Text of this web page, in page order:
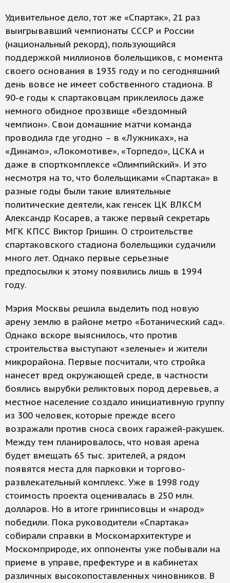
Удивительное дело, тот же «Спартак», 21 раз
выигрывавший чемпионаты СССР и России
(национальный рекорд), пользующийся
поддержкой миллионов болельщиков, с момента
своего основания в 1935 году и по сегодняшний
день вовсе не имеет собственного стадиона. В
90-е годы к спартаковцам приклеилось даже
немного обидное прозвище «бездомный
чемпион». Свои домашние матчи команда
проводила где угодно – в «Лужниках», на
«Динамо», «Локомотиве», «Торпедо», ЦСКА и
даже в спорткомплексе «Олимпийский». И это
несмотря на то, что болельщиками «Спартака» в
разные годы были такие влиятельные
политические деятели, как генсек ЦК ВЛКСМ
Александр Косарев, а также первый секретарь
МГК КПСС Виктор Гришин. О строительстве
спартаковского стадиона болельщики судачили
много лет. Однако первые серьезные
предпосылки к этому появились лишь в 1994
году.
Мэрия Москвы решила выделить под новую
арену землю в районе метро «Ботанический сад».
Однако вскоре выяснилось, что против
строительства выступают «зеленые» и жители
микрорайона. Первые посчитали, что стройка
нанесет вред окружающей среде, в частности
боялись вырубки реликтовых пород деревьев, а
местное население создало инициативную группу
из 300 человек, которые прежде всего
возражали против сноса своих гаражей-ракушек.
Между тем планировалось, что новая арена
будет вмещать 65 тыс. зрителей, а рядом
появятся места для парковки и торгово-
развлекательный комплекс. Уже в 1998 году
стоимость проекта оценивалась в 250 млн.
долларов. Но в итоге гринписовцы и «народ»
победили. Пока руководители «Спартака»
собирали справки в Москомархитектуре и
Москомприроде, их оппоненты уже побывали на
приеме в управе, префектуре и в кабинетах
различных высокопоставленных чиновников. В